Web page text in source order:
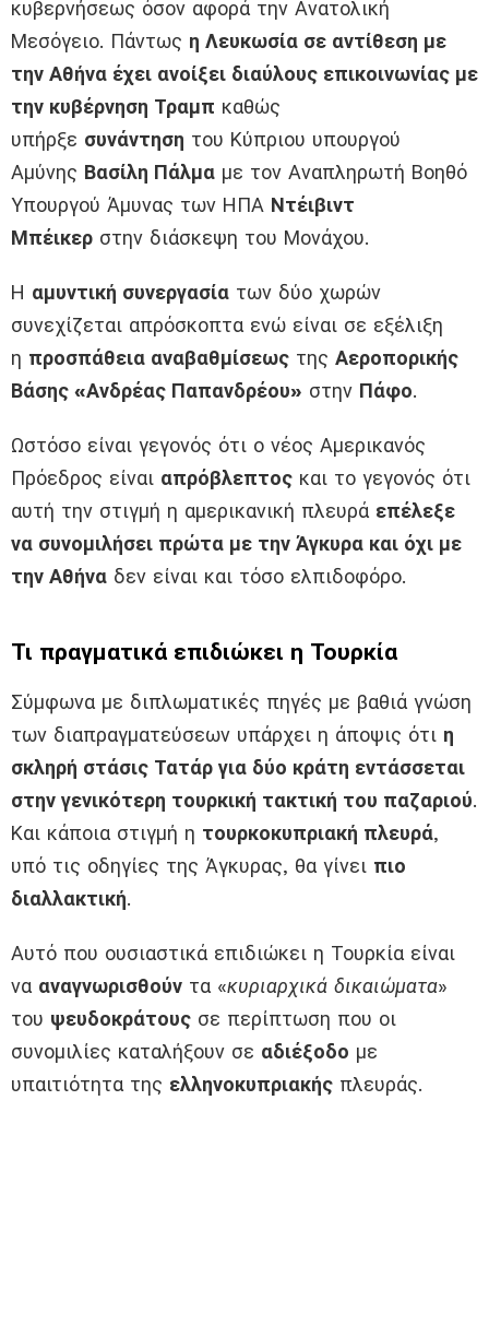
κυβερνήσεως όσον αφορά την Ανατολική
Μεσόγειο. Πάντως η Λευκωσία σε αντίθεση με
την Αθήνα έχει ανοίξει διαύλους επικοινωνίας με
την κυβέρνηση Τραμπ καθώς
υπήρξε συνάντηση του Κύπριου υπουργού
Αμύνης Βασίλη Πάλμα με τον Αναπληρωτή Βοηθό
Υπουργού Άμυνας των ΗΠΑ Ντέιβιντ
Μπέικερ στην διάσκεψη του Μονάχου.
Η αμυντική συνεργασία των δύο χωρών
συνεχίζεται απρόσκοπτα ενώ είναι σε εξέλιξη
η προσπάθεια αναβαθμίσεως της Αεροπορικής
Βάσης «Ανδρέας Παπανδρέου» στην Πάφο.
Ωστόσο είναι γεγονός ότι ο νέος Αμερικανός
Πρόεδρος είναι απρόβλεπτος και το γεγονός ότι
αυτή την στιγμή η αμερικανική πλευρά επέλεξε
να συνομιλήσει πρώτα με την Άγκυρα και όχι με
την Αθήνα δεν είναι και τόσο ελπιδοφόρο.
Τι πραγματικά επιδιώκει η Τουρκία
Σύμφωνα με διπλωματικές πηγές με βαθιά γνώση
των διαπραγματεύσεων υπάρχει η άποψις ότι η
σκληρή στάσις Τατάρ για δύο κράτη εντάσσεται
στην γενικότερη τουρκική τακτική του παζαριού.
Και κάποια στιγμή η τουρκοκυπριακή πλευρά,
υπό τις οδηγίες της Άγκυρας, θα γίνει πιο
διαλλακτική.
Αυτό που ουσιαστικά επιδιώκει η Τουρκία είναι
να αναγνωρισθούν τα «κυριαρχικά δικαιώματα»
του ψευδοκράτους σε περίπτωση που οι
συνομιλίες καταλήξουν σε αδιέξοδο με
υπαιτιότητα της ελληνοκυπριακής πλευράς.